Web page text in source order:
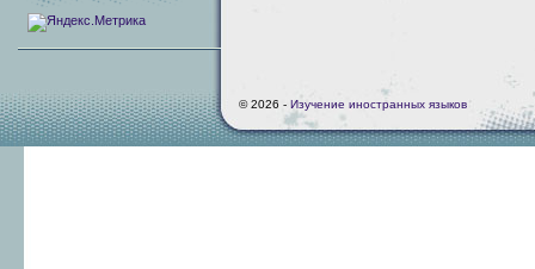
© 2026 - Изучение иностранных языков